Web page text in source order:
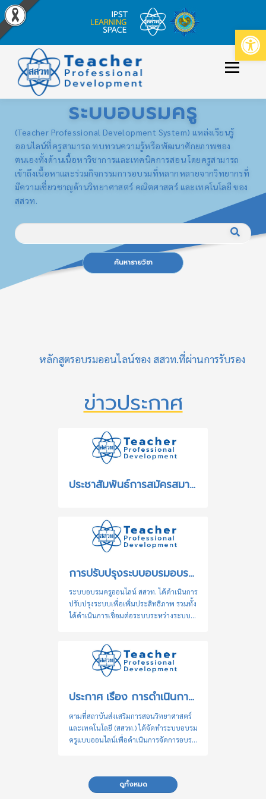
content
Menu
ข่าวประกาศ หลักสูตร/รายวิชาที่เปิดสอน
วิธีใช้งาน เข้าสู่ระบบ/สมัครสมาชิก
ระบบอบรมครู
(Teacher Professional Development System) แหล่งเรียนรู้
ออนไลน์ที่ครูสามารถ ทบทวนความรู้หรือพัฒนาศักยภาพของ
ตนเองทั้งด้านเนื้อหาวิชาการและเทคนิคการสอน โดยครูสามารถ
เข้าถึงเนื้อหาและร่วมกิจกรรมการอบรมที่หลากหลายจากวิทยากรที่
มีความเชี่ยวชาญด้านวิทยาศาสตร์ คณิตศาสตร์ และเทคโนโลยี ของ
สสวท.
ค้นหารายวิชา
หลักสูตรอบรมออนไลน์ของ สสวท.ที่ผ่านการรับรอง
ข่าวประกาศ
ประชาสัมพันธ์การสมัครสมาชิกรูปแบบใหม่ด้วย ThaID ของระบบฐานข้อมูลเครือข่ายทางการศึกษาและระบบอบรมครู สสวท.
การปรับปรุงระบบอบรมอบรมครูและการวมฐานข้อมูลผู้ใช้งานของระบบอบรมครู (TeacherPD) และระบบฐานข้อมูลเครือข่ายทางการศึกษา สสวท. (ENDB) เข้าด้วยกัน
ระบบอบรมครูออนไลน์ สสวท. ได้ดำเนินการ
ปรับปรุงระบบเพื่อเพิ่มประสิทธิภาพ รวมทั้ง
ได้ดำเนินการเชื่อมต่อระบบระหว่างระบบ
ด้วยกัน เพื่อช่วยอำนวยความสะดวกให้ท่าน
สามารถล็อกอินเข้าสู่ระบบทั้ง 2 ระบบ ด้วย
username และ password เดียวกัน สำหรับ
ทำการล็อคอินเข้าสู่ระบบ แล้ว หากท่านพบ
ปัญหาการอัปเดตหรือล็อคอินเข้าสู่ระบบ
กรุณาแจ้งรายละเอียดปัญหาที่อีเมล
teacherpd@ipst.ac.th หรือ
endb@ipst.ac.th สำหรับท่านที่สนใจเข้า
ประกาศ เรื่อง การดำเนินการกรณีการรับจ้างอบรมหรืออบรมแทนกัน ระบบอบรมครูออนไลน์ สสวท.
ตามที่สถาบันส่งเสริมการสอนวิทยาศาสตร์
และเทคโนโลยี (สสวท.) ได้จัดทำระบบอบรม
ครูแบบออนไลน์เพื่อดำเนินการจัดการอบรม
ศักยภาพครูและบุคลากรทางการศึกษาทั้ง
ด้านองค์ความรู้และทักษะในการจัดการ
ดูทั้งหมด